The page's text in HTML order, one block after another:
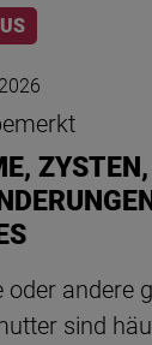
oder andere
sind